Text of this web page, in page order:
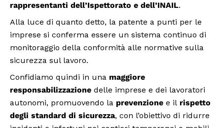
rappresentanti dell’Ispettorato e dell’INAIL.
Alla luce di quanto detto, la patente a punti per le
imprese si conferma essere un sistema continuo di
monitoraggio della conformità alle normative sulla
sicurezza sul lavoro.
Confidiamo quindi in una maggiore
responsabilizzazione delle imprese e dei lavoratori
autonomi, promuovendo la prevenzione e il rispetto
degli standard di sicurezza, con l’obiettivo di ridurre